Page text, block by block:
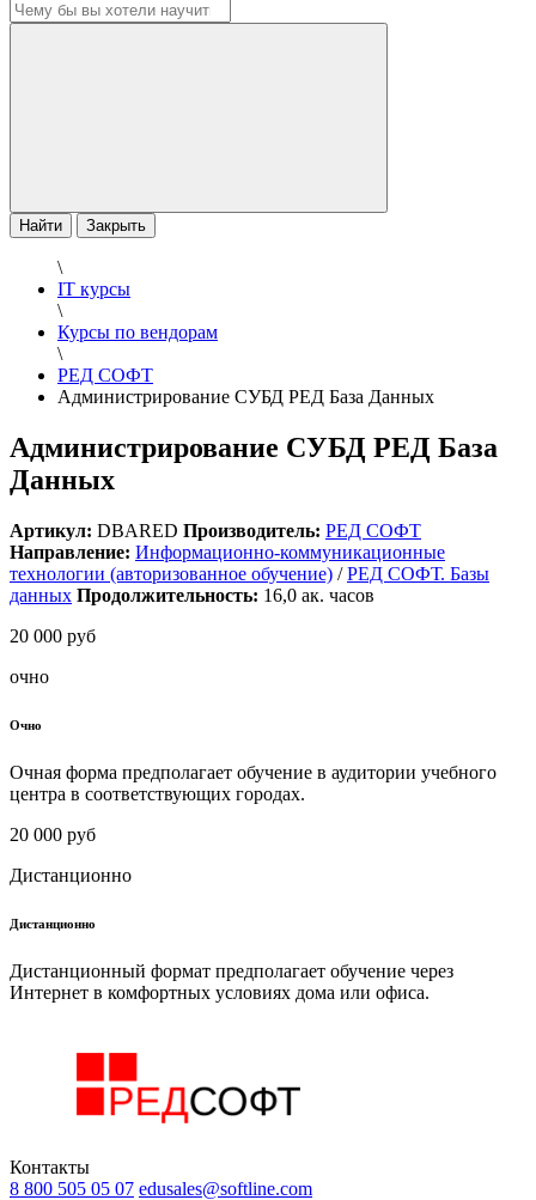
Найти Закрыть
\
IT курсы
\
Курсы по вендорам
\
РЕД СОФТ
Администрирование СУБД РЕД База Данных
Администрирование СУБД РЕД База
Данных
Артикул: DBARED Производитель: РЕД СОФТ
Направление: Информационно-коммуникационные
технологии (авторизованное обучение) /РЕД СОФТ. Базы
данных Продолжительность: 16,0 ак. часов
20 000 руб
очно
Очно
Очная форма предполагает обучение в аудитории учебного
центра в соответствующих городах.
20 000 руб
Дистанционно
Дистанционно
Дистанционный формат предполагает обучение через
Интернет в комфортных условиях дома или офиса.
Контакты
8 800 505 05 07 edusales@softline.com